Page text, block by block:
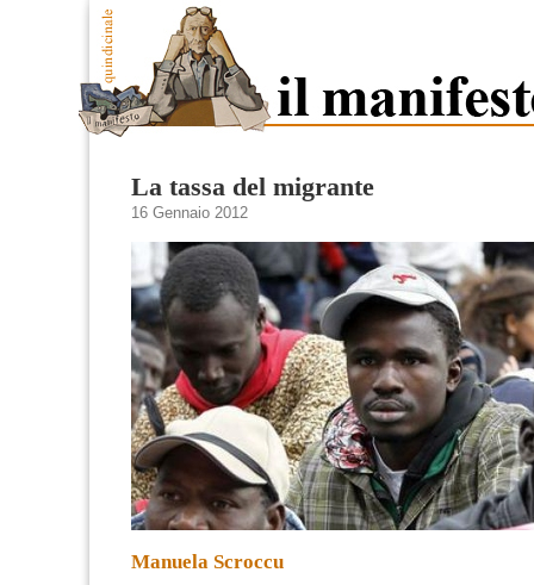
La tassa del migrante
16 Gennaio 2012
Manuela Scroccu